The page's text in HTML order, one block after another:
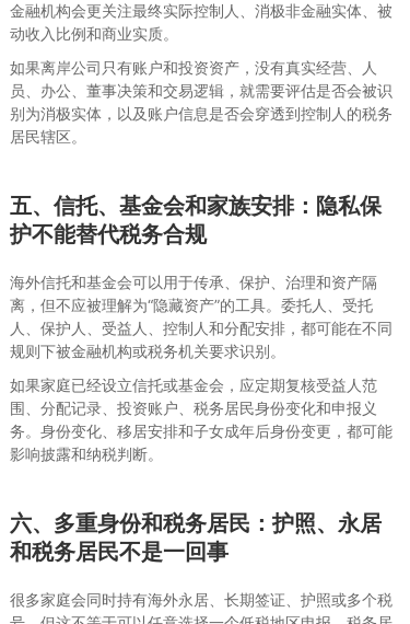
金融机构会更关注最终实际控制人、消极非金融实体、被
动收入比例和商业实质。
如果离岸公司只有账户和投资资产，没有真实经营、人
员、办公、董事决策和交易逻辑，就需要评估是否会被识
别为消极实体，以及账户信息是否会穿透到控制人的税务
居民辖区。
五、信托、基金会和家族安排：隐私保
护不能替代税务合规
海外信托和基金会可以用于传承、保护、治理和资产隔
离，但不应被理解为“隐藏资产”的工具。委托人、受托
人、保护人、受益人、控制人和分配安排，都可能在不同
规则下被金融机构或税务机关要求识别。
如果家庭已经设立信托或基金会，应定期复核受益人范
围、分配记录、投资账户、税务居民身份变化和申报义
务。身份变化、移居安排和子女成年后身份变更，都可能
影响披露和纳税判断。
六、多重身份和税务居民：护照、永居
和税务居民不是一回事
很多家庭会同时持有海外永居、长期签证、护照或多个税